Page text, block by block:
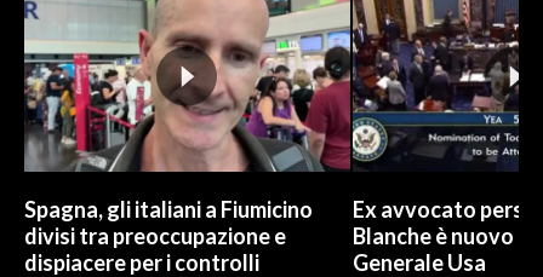
Spagna, gli italiani a Fiumicino
divisi tra preoccupazione e
dispiacere per i controlli
Ex avvocato
Blanche è nuovo
Generale Usa